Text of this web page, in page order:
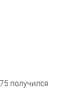
получился